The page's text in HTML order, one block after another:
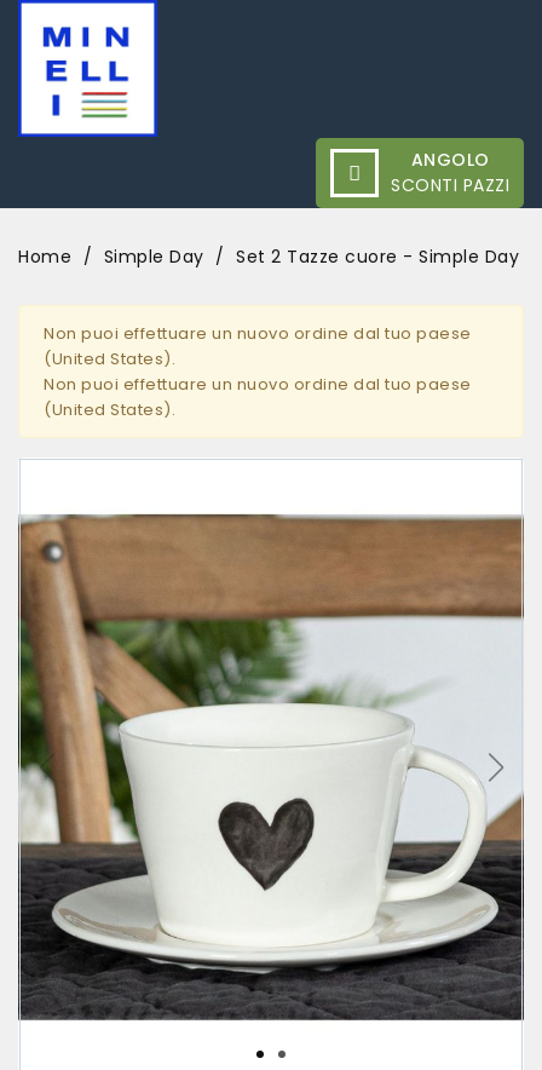
ANGOLO
SCONTI PAZZI
Home Simple Day Set 2 Tazze cuore - Simple Day
Non puoi effettuare un nuovo ordine dal tuo paese
(United States).
Non puoi effettuare un nuovo ordine dal tuo paese
(United States).